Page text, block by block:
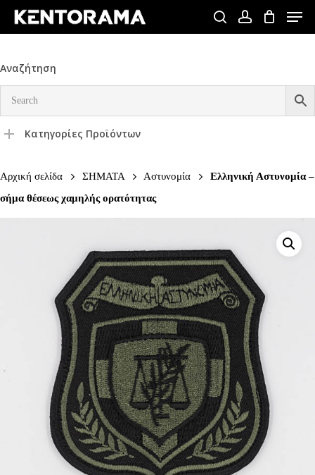
Skip
content
searchaccount
Menu
Αναζήτηση
Κατηγορίες Προϊόντων
Αρχική σελίδα ΣΗΜΑΤΑ Αστυνομία
Ελληνική Αστυνομία –
σήμα θέσεως χαμηλής ορατότητας